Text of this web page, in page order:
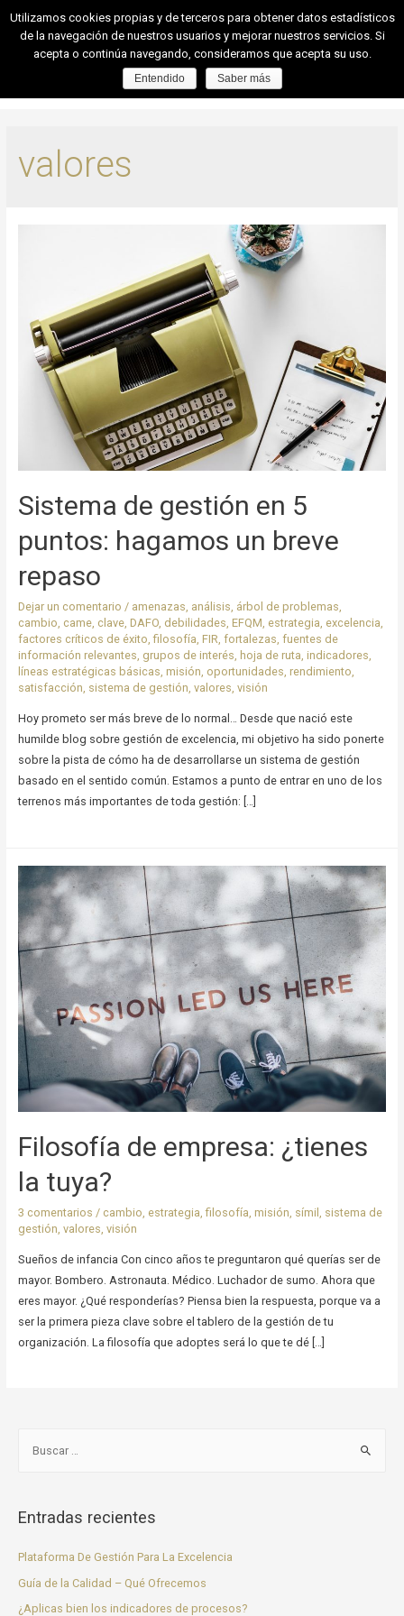
valores
Sistema de gestión en 5
puntos: hagamos un breve
repaso
Dejar un comentario / amenazas, análisis, árbol de problemas,
cambio, came, clave, DAFO, debilidades, EFQM, estrategia, excelencia,
factores críticos de éxito,filosofía, FIR, fortalezas, fuentes de
información relevantes, grupos de interés, hoja de ruta, indicadores,
líneas estratégicas básicas, misión, oportunidades, rendimiento,
satisfacción, sistema de gestión, valores, visión
Hoy prometo ser más breve de lo normal… Desde que nació este
humilde blog sobre gestión de excelencia, mi objetivo ha sido ponerte
sobre la pista de cómo ha de desarrollarse un sistema de gestión
basado en el sentido común. Estamos a punto de entrar en uno de los
terrenos más importantes de toda gestión: […]
Filosofía de empresa: ¿tienes
la tuya?
3 comentarios / cambio estrategia ,filosofía misión símil
sistema de
gestión valores visión
Sueños de infancia Con cinco años te preguntaron qué querías ser de
mayor. Bombero. Astronauta. Médico. Luchador de sumo. Ahora que
eres mayor. ¿Qué responderías? Piensa bien la respuesta, porque va a
ser la primera pieza clave sobre el tablero de la gestión de tu
organización. La filosofía que adoptes será lo que te dé […]
Entradas recientes
Plataforma De Gestión Para La Excelencia
Guía de la Calidad – Qué Ofrecemos
¿Aplicas bien los indicadores de procesos?
Utilizamos cookies propias y de terceros para obtener datos estadísticos
de la navegación de nuestros usuarios y mejorar nuestros servicios. Si
acepta o continúa navegando, consideramos que acepta su uso.
Entendido Saber más